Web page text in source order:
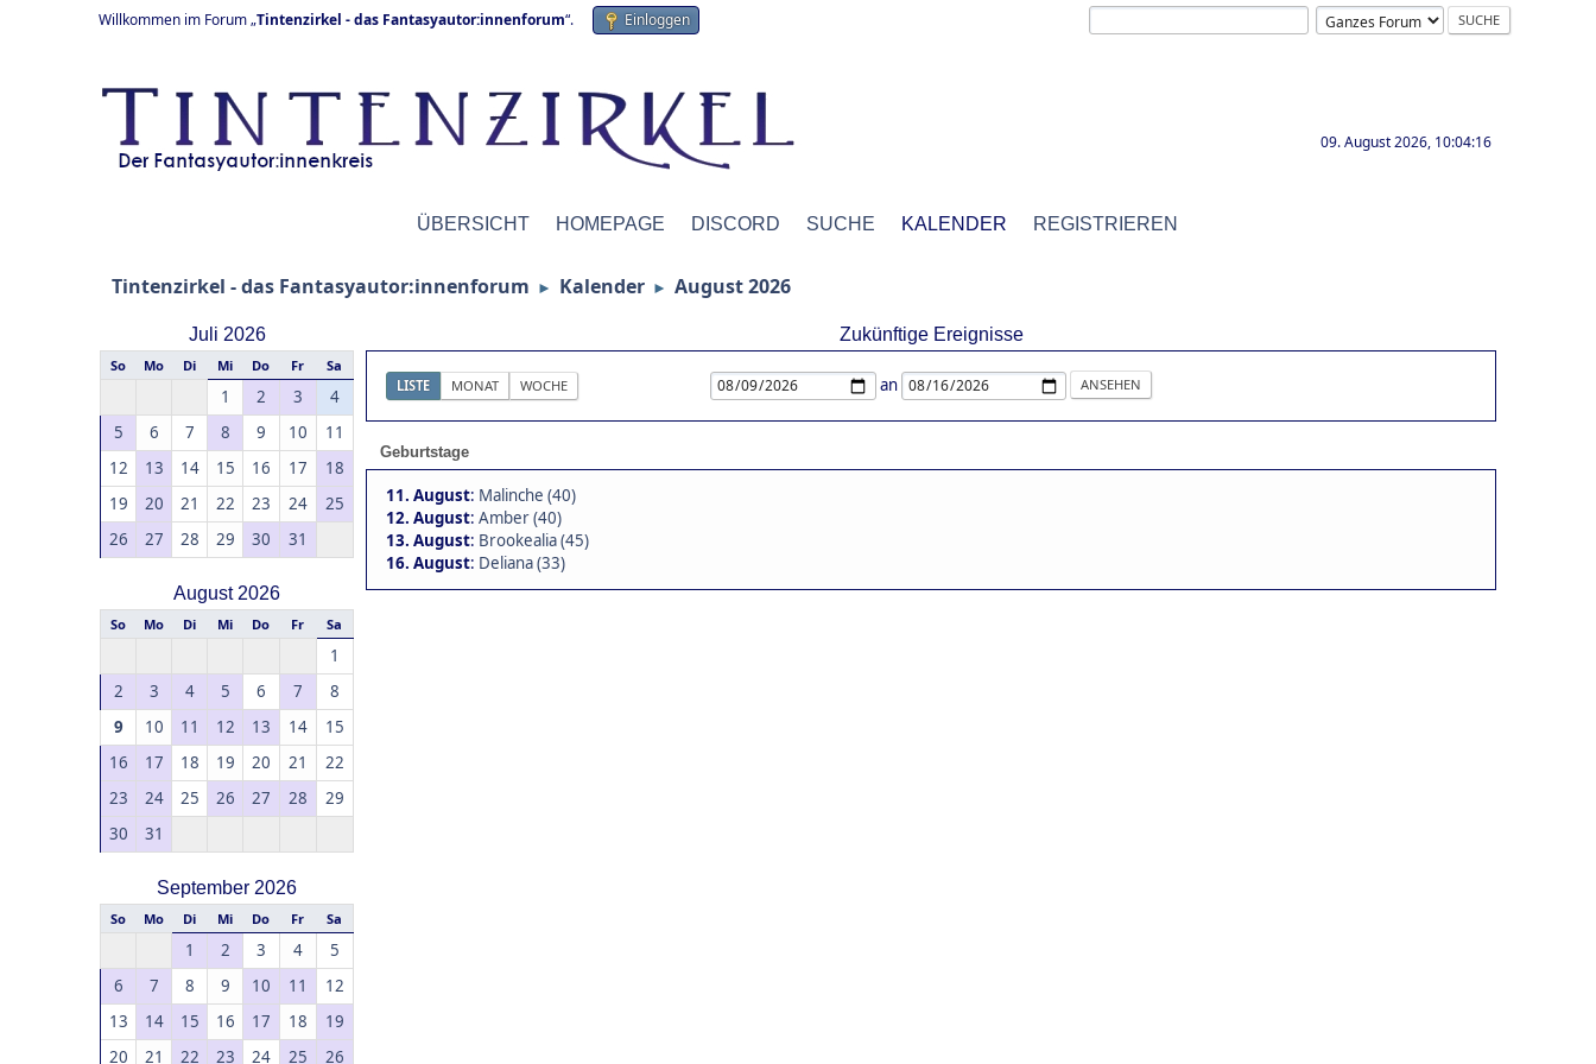
Willkommen im Forum „Tintenzirkel - das Fantasyautor:innenforum“. Einloggen
09. August 2026, 10:04:16
ÜBERSICHT HOMEPAGE DISCORD SUCHE KALENDER REGISTRIEREN
Tintenzirkel - das Fantasyautor:innenforum ► Kalender ► August 2026
Juli 2026
So Mo Di Mi Do Fr Sa
1 2 3
4
5
6 7 8 9 10
11
12
13 14 15 16 17
18
19
20 21 22 23 24
25
26
27 28 29 30 31
August 2026
So Mo Di Mi Do Fr Sa
1
2
3 4 5 6 7
8
9
10 11 12 13 14
15
16
17 18 19 20 21
22
23
24 25 26 27 28
29
30
31
September 2026
So Mo Di Mi Do Fr Sa
1 2 3 4
5
6
7 8 9 10 11
12
13
14 15 16 17 18
19
20
21 22 23 24 25 26
Zukünftige Ereignisse
LISTE MONAT WOCHE an
Geburtstage
11. August: Malinche (40)
12. August: Amber (40)
13. August: Brookealia (45)
16. August: Deliana (33)